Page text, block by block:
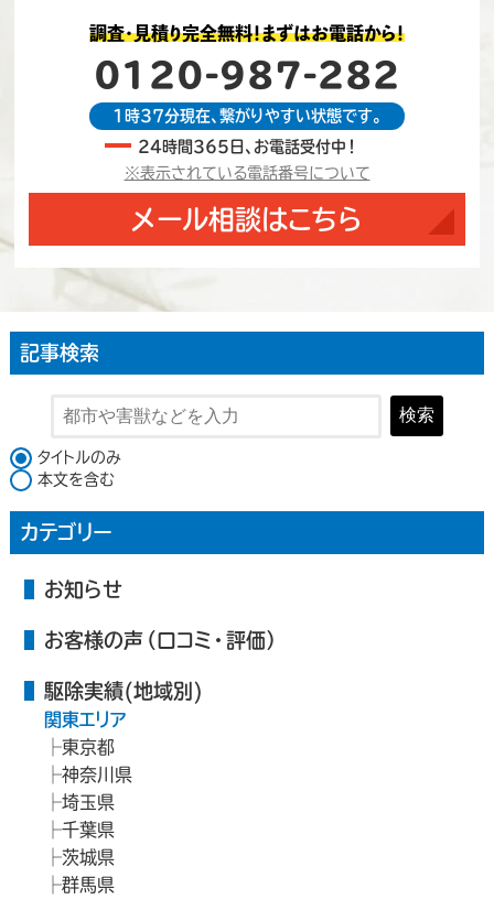
調査・見積り完全無料！まずはお電話から！
0120-987-282
1時37分現在、繋がりやすい状態です。
24時間365日、お電話受付中！
※表示されている電話番号について
メール相談はこちら
記事検索
検索
検索対象
タイトルのみ
本文を含む
カテゴリー
お知らせ
お客様の声（口コミ・評価）
駆除実績(地域別)
関東エリア
東京都
神奈川県
埼玉県
千葉県
茨城県
群馬県